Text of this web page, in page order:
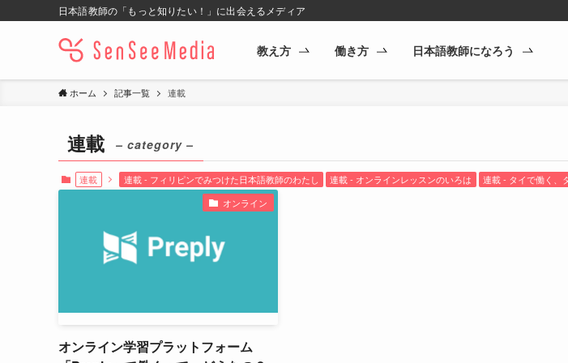
日本語教師の「もっと知りたい！」に出会えるメディア
教え方 働き方 日本語教師になろう
ホーム 記事一覧 連載
連載 – category –
連載 連載 - フィリピンでみつけた日本語教師のわたし 連載 - オンラインレッスンのいろは
連載 - タイで働く、
オンライン
オンライン学習プラットフォーム